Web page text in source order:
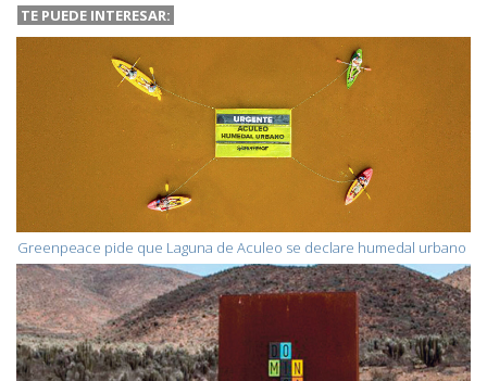
TE PUEDE INTERESAR:
Greenpeace pide que Laguna de Aculeo se declare humedal urbano